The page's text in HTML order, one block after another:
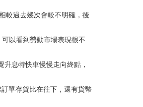
較過去幾次會較不明確，後
以看到勞動市場表現很不
息特快車慢慢走向終點，
單存貨比在往下，還有貨幣